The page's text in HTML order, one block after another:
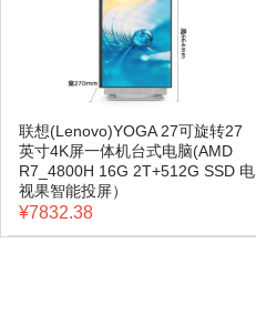
联想(Lenovo)YOGA 27可旋转27
英寸4K屏一体机台式电脑(AMD
R7_4800H 16G 2T+512G SSD 电
视果智能投屏）
¥7832.38